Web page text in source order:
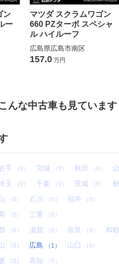
ン
ー
マツダ スクラムワゴン
660 PZターボ スペシャ
ル ハイルーフ
広島県広島市南区
157.0 万円
んな中古車も見ています
手 （0） 宮城 （0） 秋田 （0）
玉 （0） 千葉 （0） 茨城 （0）
（0） 石川 （0） 福井 （0）
（0） 三重 （0）
（0） 滋賀 （0） 奈良 （0） 和
（0） 広島 （1） 山口 （0）
（0） 高知 （0）